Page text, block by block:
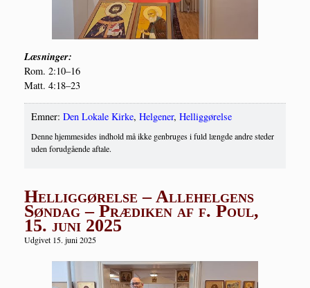
Læs­nin­ger:
Rom. 2:10–16
Matt. 4:18–23
Emner: Den Lokale Kirke, Helgener, Helliggørelse
Denne hjemmesides indhold må ikke genbruges i fuld længde andre steder
uden forudgående aftale.
Helliggørelse – Allehelgens
Søndag – Prædiken af f. Poul,
15. juni 2025
Udgivet 15. juni 2025